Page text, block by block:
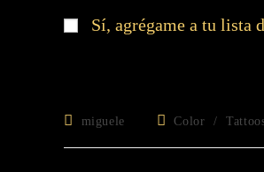
Sí, agrégame a tu lista
miguele Color /